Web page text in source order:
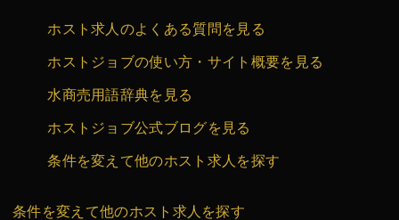
ホスト求人のよくある質問を見る
ホストジョブの使い方・サイト概要を見る
水商売用語辞典を見る
ホストジョブ公式ブログを見る
条件を変えて他のホスト求人を探す
条件を変えて他のホスト求人を探す